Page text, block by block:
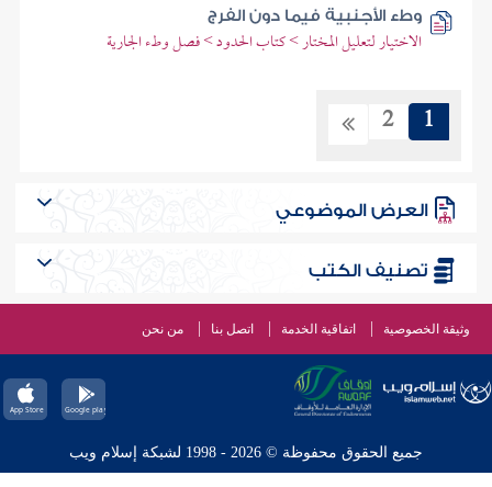
وطء الأجنبية فيما دون الفرج
الاختيار لتعليل المختار > كتاب الحدود > فصل وطء الجارية
1
2
العرض الموضوعي
تصنيف الكتب
وثيقة الخصوصية اتفاقية الخدمة اتصل بنا من نحن
جميع الحقوق محفوظة © 2026 - 1998 لشبكة إسلام ويب